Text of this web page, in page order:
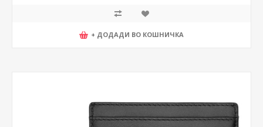
+ ДОДАДИ ВО КОШНИЧКА